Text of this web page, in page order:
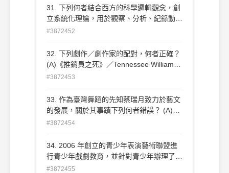
(A)José Limón (B)Martha Graham
(C)Paul Taylor (D)William Forsythe
31. 下列何者結合西方的科學邏輯觀念，創
立系統化理論，用於觀察、分析、紀錄動作
和研究動作的理論？ (A)Mary Wigman
(D)Rudolf von Laban
#3872452
32. 下列劇作／劇作家的配對，何者正確？
(A)《推銷員之死》／Tennessee Williams
(B)《櫻桃園》／Arthur Miller (C)《慾望街
／Eugene Ionesco
#3872453
33. 作為臺灣舞蹈的先知蔡瑞月致力於藝文
的發展，關於其事蹟下列何者錯誤？ (A)在
臺南成立第一個舞蹈社 (B)編創《苗女弄
師從日本現代舞之父
#3872454
34. 2006 年創立的青少年表演藝術聯盟進
行青少年戲劇教育，並針對青少年辦理了哪
一個戲劇節？ (A)花樣年華 (B)飛行少年 (C)
#3872455